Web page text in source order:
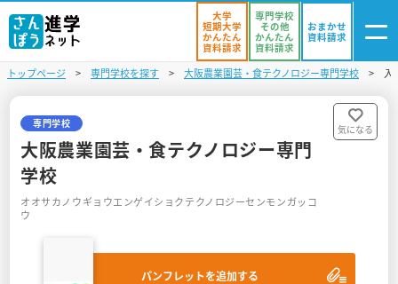
資料リスト
オープンキャンパスを探す
大学
短期大学
かんたん
資料請求
専門学校
その他
かんたん
資料請求
おまかせ
資料請求
トップページ 専門学校を探す 大阪農業園芸・食テクノロジー専門学校 入
専門学校
大阪農業園芸・食テクノロジー専門
学校
オオサカノウギョウエンゲイショクテクノロジーセンモンガッコ
ウ
パンフレットを追加する
気になる